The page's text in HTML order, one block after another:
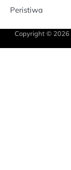
Peristiwa
Copyright © 2026